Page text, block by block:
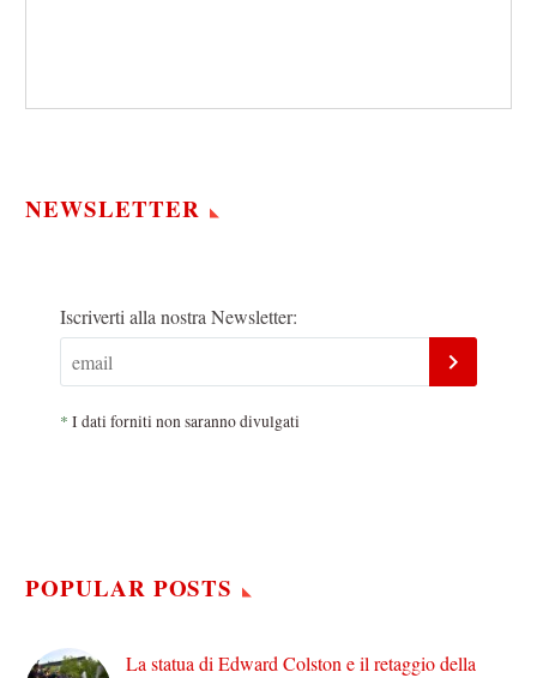
NEWSLETTER
Iscriverti alla nostra Newsletter:
* I dati forniti non saranno divulgati
POPULAR POSTS
La statua di Edward Colston e il retaggio della